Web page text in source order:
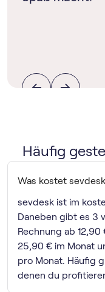
Häufig
Was kostet
sevdesk ist im
Daneben gibt es 3
Rechnung ab
25,90 € im Monat
pro Monat. Häufig
denen du